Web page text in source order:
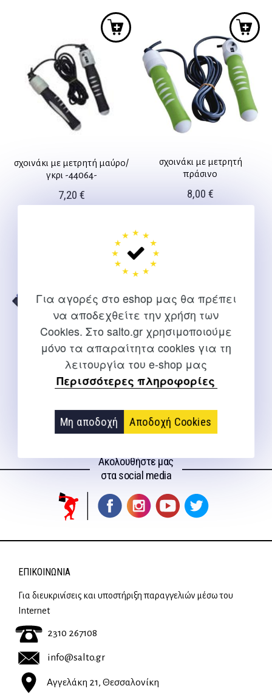
Για αγορές στο eshop μας θα πρέπει
να αποδεχθείτε την χρήση των
Cookies. Στο salto.gr χρησιμοποιούμε
μόνο τα απαραίτητα cookies για τη
λειτουργία του e-shop μας
Περισσότερες πληροφορίες
Μη αποδοχή Αποδοχή Cookies
σχοινάκι με μετρητή μαύρο/
γκρι -44064-
7,20 €
σχοινάκι με μετρητή
πράσινο
8,00€
σχοινάκι με ρουλεμάν
-44059-
Ακολουθήστε μας
στα social media
ΕΠΙΚΟΙΝΩΝΊΑ
Για διευκρινίσεις και υποστήριξη παραγγελιών μέσω του
Internet
2310 267108
info@salto.gr
Αγγελάκη 21, Θεσσαλονίκη